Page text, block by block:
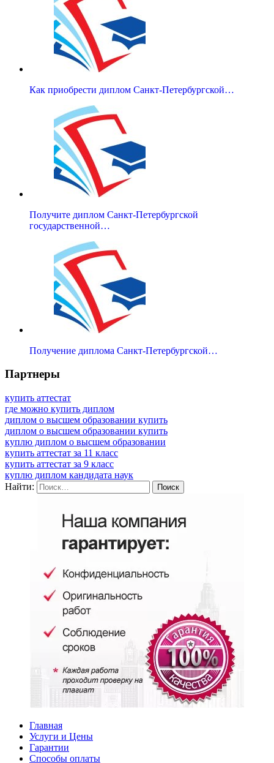
Как приобрести диплом Санкт-Петербургской…
Получите диплом Санкт-Петербургской
государственной…
Получение диплома Санкт-Петербургской…
Партнеры
купить аттестат
где можно купить диплом
диплом о высшем образовании купить
диплом о высшем образовании купить
куплю диплом о высшем образовании
купить аттестат за 11 класс
купить аттестат за 9 класс
куплю диплом кандидата наук
Найти:
Главная
Услуги и Цены
Гарантии
Способы оплаты